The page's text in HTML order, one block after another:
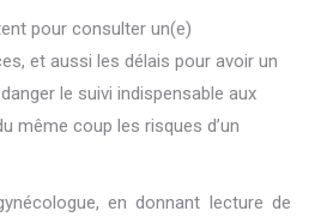
pour consulter un(e)
et aussi les délais pour avoir un
le suivi indispensable aux
même coup les risques d’un
en donnant lecture de